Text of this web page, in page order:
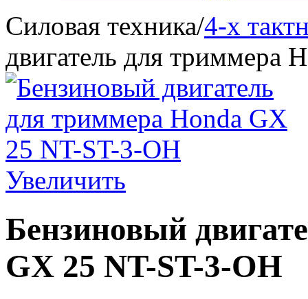
Силовая техника/4-х
двигатель для триммера
Увеличить
Бензиновый
GX 25 NT-ST-3-OH